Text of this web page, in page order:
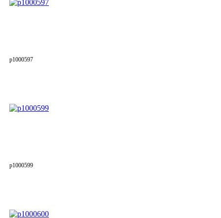
p1000597
p1000599